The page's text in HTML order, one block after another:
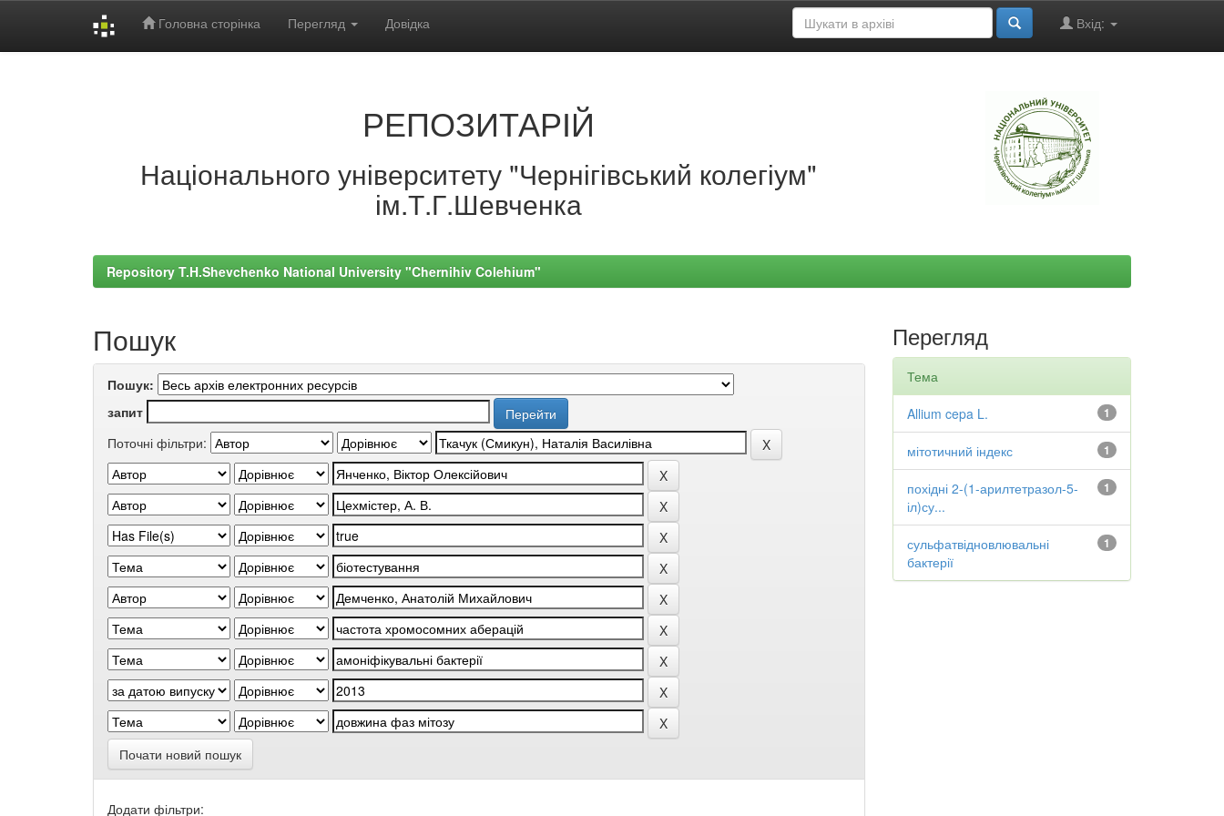
Головна сторінка Перегляд Довідка Вхід:
РЕПОЗИТАРІЙ
Національного університету "Чернігівський колегіум"
ім.Т.Г.Шевченка
Repository T.H.Shevchenko National University "Chernihiv Colehium"
Пошук
Пошук:
запит
Поточні фільтри:
Почати новий пошук
Додати фільтри:
Перегляд
Тема
1
Allium cepa L.
1
мітотичний індекс
1
похідні 2-(1-арилтетразол-5-
іл)су...
1
сульфатвідновлювальні
бактерії